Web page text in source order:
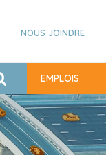
NOUS JOINDRE
EMPLOIS